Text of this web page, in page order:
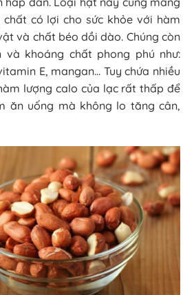
có lợi cho sức khỏe với hàm
và chất béo dồi dào. Chúng còn
và khoáng chất phong phú như:
E, mangan… Tuy chứa nhiều
lượng calo của lạc rất thấp để
ăn uống mà không lo tăng cân,